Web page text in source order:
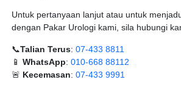
Untuk pertanyaan lanjut atau untuk
dengan Pakar Urologi kami, sila hubungi
📞Talian Terus: 07-433 8811
📱 WhatsApp: 010-668 88112
🚨 Kecemasan: 07-433 9991